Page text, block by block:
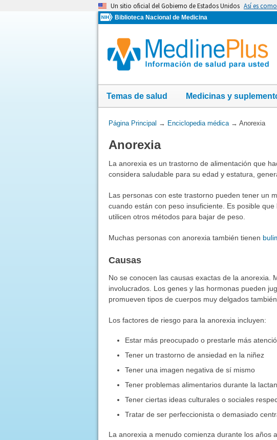
Un sitio oficial del Gobierno de Estados Unidos Así es
Biblioteca Nacional de Medicina
Temas de salud Medicinas y
Usted
aquí:
Página Principal → Enciclopedia médica→ Anorexia
Anorexia
La anorexia es un trastorno de alimentación que
considera saludable para su edad y estatura,
Las personas con este trastorno pueden tener un
cuando están con peso insuficiente. Es posible
utilicen otros métodos para bajar de peso.
Muchas personas con anorexia también tienen
Causas
No se conocen las causas exactas de la anorexia.
involucrados. Los genes y las hormonas pueden
promueven tipos de cuerpos muy delgados
Los factores de riesgo para la anorexia incluyen:
Estar más preocupado o prestarle más
Tener un trastorno de ansiedad en la niñez
Tener una imagen negativa de sí mismo
Tener problemas alimentarios durante la
Tener ciertas ideas culturales o sociales
Tratar de ser perfeccionista o demasiado
La anorexia a menudo comienza durante los años